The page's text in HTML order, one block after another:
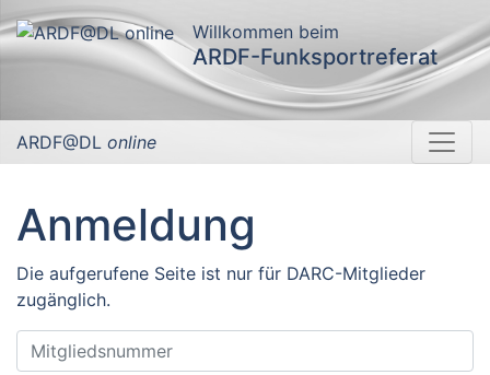
Willkommen beim
ARDF-Funksportreferat
ARDF@DL online
Anmeldung
Die aufgerufene Seite ist nur für DARC-Mitglieder
zugänglich.